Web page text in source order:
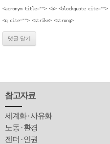
<acronym title=""> <b> <blockquote cite="">
<q cite=""> <strike> <strong>
참고자료
세계화 · 사유화
노동 · 환경
젠더 · 인권